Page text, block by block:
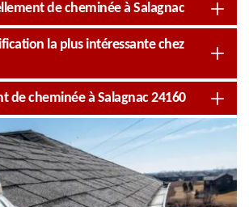
de cheminée à Salagnac
la plus intéressante chez
de cheminée à Salagnac 24160